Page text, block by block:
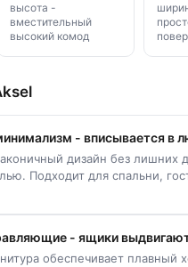
высота -
вместительный
высокий комод
- вписывается в
дизайн без лишних
Подходит для спальни,
- ящики
обеспечивает плавный